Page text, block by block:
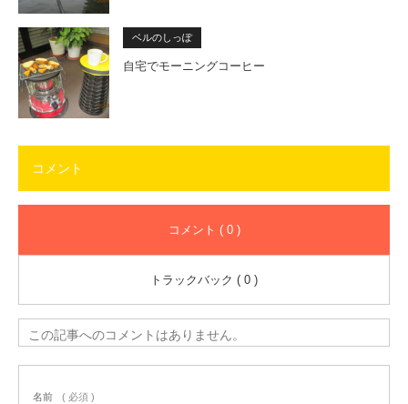
ベルのしっぽ
自宅でモーニングコーヒー
コメント
コメント ( 0 )
トラックバック ( 0 )
この記事へのコメントはありません。
名前 ( 必須 )